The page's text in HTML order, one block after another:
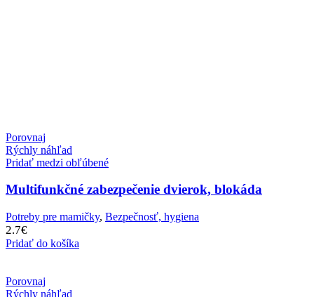
Porovnaj
Rýchly náhľad
Pridať medzi obľúbené
Multifunkčné zabezpečenie dvierok, blokáda
Potreby pre mamičky, Bezpečnosť, hygiena
2.7€
Pridať do košíka
Porovnaj
Rýchly náhľad